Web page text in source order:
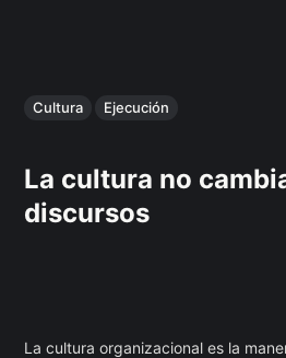
Cultura Ejecución
La cultura no
discursos
La cultura organizacional es la